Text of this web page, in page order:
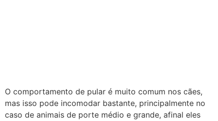
O comportamento de pular é muito comum nos cães,
mas isso pode incomodar bastante, principalmente no
caso de animais de porte médio e grande, afinal eles